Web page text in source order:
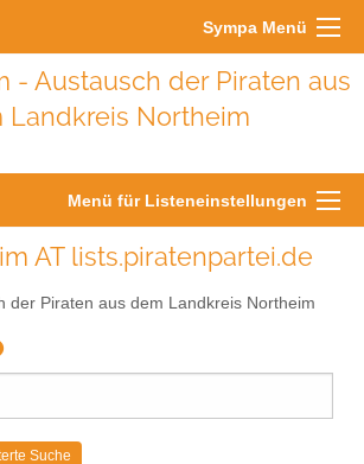
Sympa Menü
- Austausch der Piraten aus
Landkreis Northeim
Menü für Listeneinstellungen
AT lists.piratenpartei.de
der Piraten aus dem Landkreis Northeim